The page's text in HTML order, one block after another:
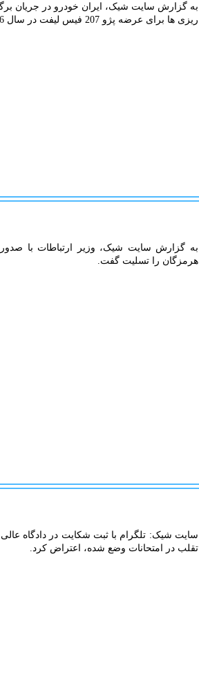
به گزارش سایت شیک، ایران خودرو در جریان
ریزی ها برای عرضه پژو 207 فیس لیفت در سال 1406 اطلاع داد.
به گزارش سایت شیک، وزیر ارتباطات با
هرمزگان را تسلیت گفت.
سایت شیک: تلگرام با ثبت شکایت در دادگاه
تقلب در امتحانات وضع شده، اعتراض کرد.